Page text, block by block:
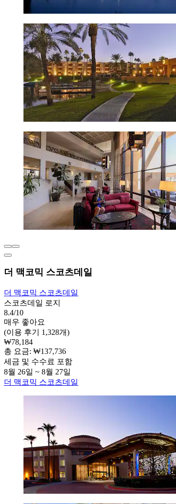
더 맥코믹 스코츠데일
더 맥코믹 스코츠데일
스코츠데일 로지
8.4/10
매우 좋아요
(이용 후기 1,328개)
₩78,184
총 요금: ₩137,736
세금 및 수수료 포함
8월 26일 ~ 8월 27일
더 맥코믹 스코츠데일